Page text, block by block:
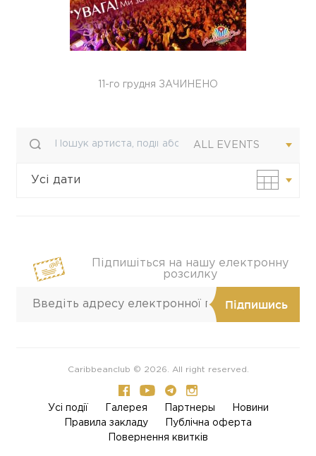
11-го грудня ЗАЧИНЕНО
ALL EVENTS
Усі дати
Своя дата
Підпишіться на нашу електронну
розсилку
Caribbeanclub © 2026. All right reserved.
Усi події Галерея Партнеры
Новини
Правила закладу
Публічна оферта
Повернення квитків